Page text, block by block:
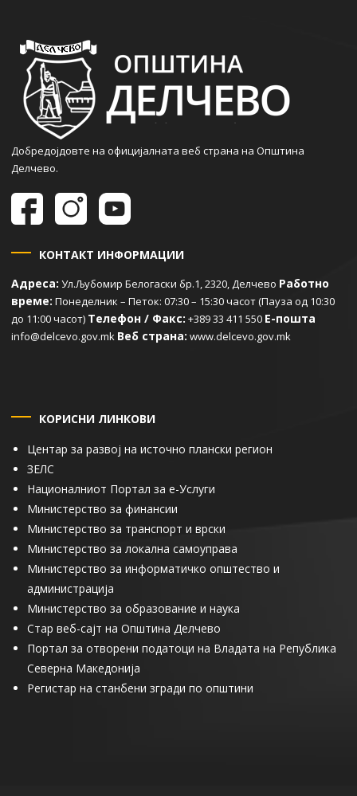
Добредојдовте на официјалната веб страна на Општина
Делчево.
КОНТАКТ ИНФОРМАЦИИ
Адреса: Ул.Љубомир Белогаски бр.1, 2320, Делчево Работно
време: Понеделник – Петок: 07:30 – 15:30 часот (Пауза од 10:30
до 11:00 часот) Телефон / Факс: +389 33 411 550 Е-пошта
info@delcevo.gov.mk Веб страна: www.delcevo.gov.mk
КОРИСНИ ЛИНКОВИ
Центар за развој на источно плански регион
ЗЕЛС
Националниот Портал за е-Услуги
Министерство за финансии
Министерство за транспорт и врски
Министерство за локална самоуправа
Министерство за информатичко општество и
администрација
Министерство за образование и наука
Стар веб-сајт на Општина Делчево
Портал за отворени податоци на Владата на Република
Северна Македонија
Регистар на станбени згради по општини